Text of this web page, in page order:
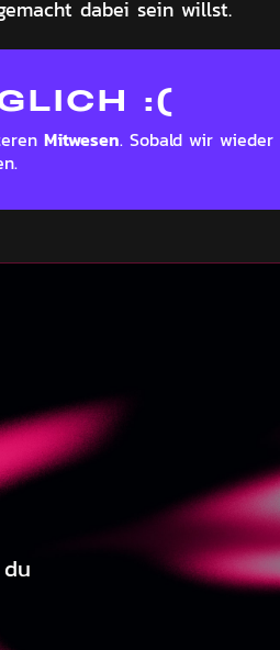
dabei sein willst.
:(
Mitwesen. Sobald wir wieder